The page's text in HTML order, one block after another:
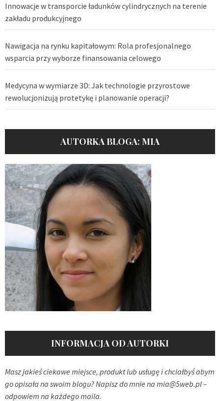
Innowacje w transporcie ładunków cylindrycznych na terenie
zakładu produkcyjnego
Nawigacja na rynku kapitałowym: Rola profesjonalnego
wsparcia przy wyborze finansowania celowego
Medycyna w wymiarze 3D: Jak technologie przyrostowe
rewolucjonizują protetykę i planowanie operacji?
AUTORKA BLOGA: MIA
INFORMACJA OD AUTORKI
Masz jakieś ciekawe miejsce, produkt lub usługę i chciałbyś abym
go opisała na swoim blogu? Napisz do mnie na mia@5web.pl–
odpowiem na każdego maila.